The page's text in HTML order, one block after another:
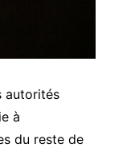
autorités
à
du reste de